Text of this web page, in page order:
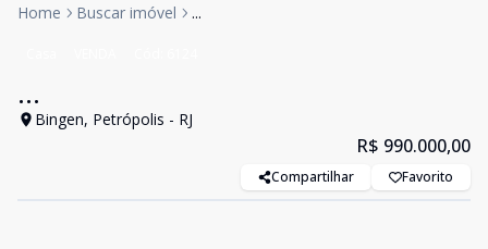
Home Buscar imóvel ...
...
Bingen, Petrópolis - RJ
R$ 990.000,00
Compartilhar Favorito